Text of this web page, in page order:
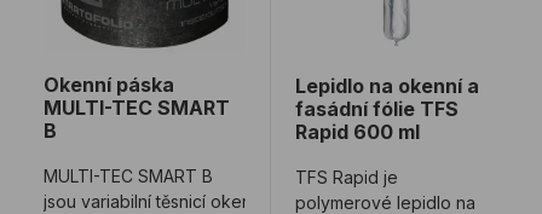
Okenní páska
MULTI-TEC SMART
B
MULTI-TEC SMART B
jsou variabilní těsnicí okenní fólie
Lepidlo na okenní a
fasádní fólie TFS
Rapid 600 ml
TFS Rapid je
polymerové lepidlo na